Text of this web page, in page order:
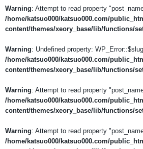
Warning: Attempt to read property
/home/katsuo000/katsuo000.com/
content/themes/xeory_base/lib/functions/
Warning: Undefined property:
/home/katsuo000/katsuo000.com/
content/themes/xeory_base/lib/functions/
Warning: Attempt to read property
/home/katsuo000/katsuo000.com/
content/themes/xeory_base/lib/functions/
Warning: Attempt to read property
/home/katsuo000/katsuo000.com/